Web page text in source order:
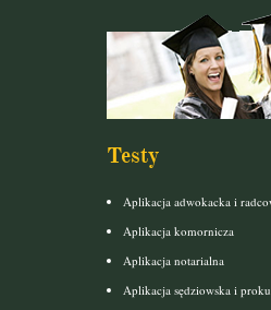
Testy
Aplikacja adwokacka i
Aplikacja komornicza
Aplikacja notarialna
Aplikacja sędziowska i